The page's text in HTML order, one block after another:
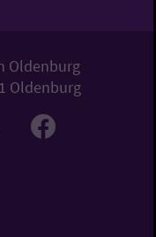
Oldenburg
Oldenburg